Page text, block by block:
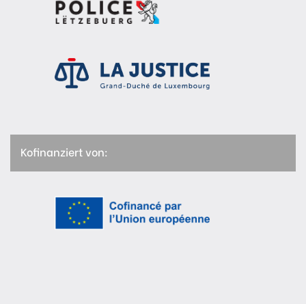
Kofinanziert von: